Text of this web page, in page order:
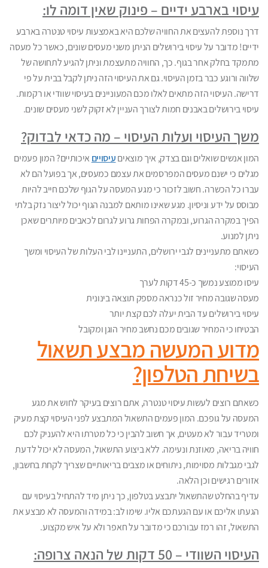
עיסוי בארבע ידיים – פינוק שאין דומה לו:
דרך נוספת להעצים את החוויה שלכם היא באמצעות עיסוי טנטרה בארבע
ידיים! מדובר על עיסוי בירושלים הניתן משני מעסים שונים, כאשר כל מעסה
מתמקד בחלק אחר בגוף. כך, החוויה מתעצמת וניתן להגיע לתחושה של
שלווה ורוגע כבר בזמן העיסוי. גם את העיסוי הזה ניתן לקבל בבית על פי
דרישה. העיסוי הזה מתאים לאלו מכם המעוניינים בעיסוי שוודי או רקמות.
עיסוי בירושלים באבנים חמות לצורך העניין לא זקוק לשני מעסים שונים.
משך העיסוי ועלות העיסוי – מה כדאי לבדוק?
המון אנשים שואלים וגם בצדק, איך מוצאים עיסויים איכותיים? המון פעמים
מגלים כי ישנם מעסים המפרסמים את עצמם כמעסים, אך בפועל הם לא
עברו כל הכשרה. חשוב לזכור כי מגע המעסה על הגוף שלכם חייב להיות
מבוסס על ידע וניסיון. מגע שאינו מותאם למבנה הגוף יכול ליצור נזק בלתי
הפיך במקרה הגרוע, ובמקרה הפחות גרוע לגרום לכאבים מיותרים שאכן
ניתן למנוע.
כשאתם מתעניינים לגבי ירושלים, התעניינו לבי העלות של העיסוי ומשך
העיסוי:
עיסו ממוצע נמשך כ-45 דקות לערך
מעסה שגובה מחיר זול כנראה מספק תוצאה בינונית
עיסוי בירושלים עד הבית יעלה לכם קצת יותר
הבטיחו כי המחיר שגובים מכם נחשב מחיר הוגן ומקובל
מדוע המעשה מבצע תשאול
בשיחת הטלפון?
כשאתם רוצים לעשות עיסוי טנטרה, אתם רוצים בעיקר לחוש את מגע
המעסה על גופכם. המון פעמים התשאול המתבצע לפני העיסוי קצת מעיק
ומטריד עבור לא מעטים, אך חשוב להבין כי כל מטרתו היא להעניק לכם
חוויה בריאה, מאוזנת ונעימה. ללא ביצוע התשאול, המעסה לא יכול לדעת
לגבי מגבלות מסוימות, ניתוחים או מצבים בריאותיים שצריך לקחת בחשבון,
אזורים רגישים וכן הלאה.
עדיף בהחלט שהתשאול יתבצע בטלפון, כך ניתן מיד להתחיל בעיסוי עם
הגעתו אליכם או עם הגעתכם אליו. שימו לב: במידה והמעסה לא מבצע את
התשאול, זהו רמז עבורכם כי מדובר על חאפר ולא על איש מקצוע.
העיסוי השוודי – 50 דקות של הנאה צרופה: